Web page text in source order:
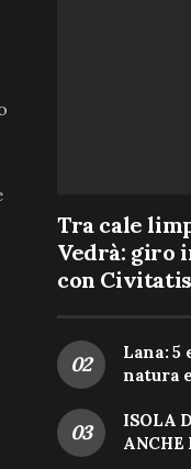
Tra cale
Vedrà: giro
con Civitatis
Lana:
natura
ISOLA
ANCHE